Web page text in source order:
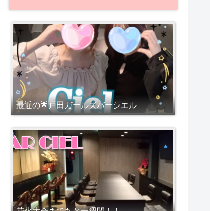
最近の🌟戸田ガールズバーシエル